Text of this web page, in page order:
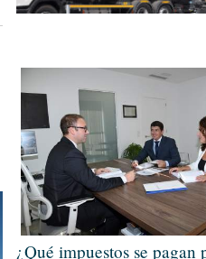
¿Qué impuestos se pagan